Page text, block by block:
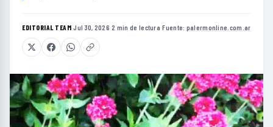
EDITORIAL TEAM·Jul 30, 2026·2 min de lectura·Fuente: palermonline.com.ar